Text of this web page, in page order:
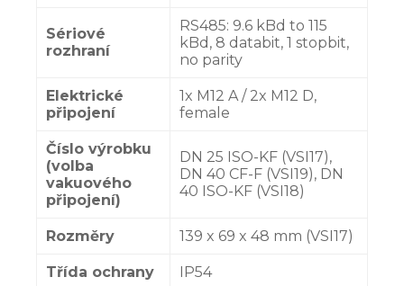
Sériové
rozhraní
RS485: 9.6 kBd to 115
kBd, 8 databit, 1 stopbit,
no parity
Elektrické
připojení
1x M12 A / 2x M12 D,
female
Číslo výrobku
(volba
vakuového
připojení)
DN 25 ISO-KF (VSI17),
DN 40 CF-F (VSI19), DN
40 ISO-KF (VSI18)
Rozměry 139 x 69 x 48 mm (VSI17)
Třída ochrany IP54